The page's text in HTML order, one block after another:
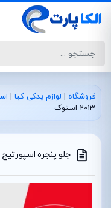
فروشگاه | لوازم یدکی کیا |
2013 استوک
جلو پنجره اسپورتیج 2013 استوک